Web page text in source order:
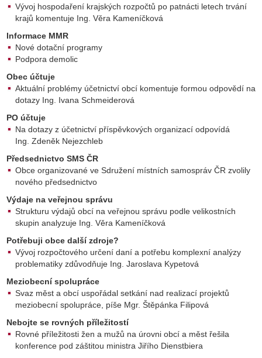
Vývoj hospodaření krajských rozpočtů po patnácti letech trvání
krajů komentuje Ing. Věra Kameníčková
Informace MMR
Nové dotační programy
Podpora demolic
Obec účtuje
Aktuální problémy účetnictví obcí komentuje formou odpovědí na
dotazy Ing. Ivana Schmeiderová
PO účtuje
Na dotazy z účetnictví příspěvkových organizací odpovídá
Ing. Zdeněk Nejezchleb
Předsednictvo SMS ČR
Obce organizované ve Sdružení místních samospráv ČR zvolily
nového předsednictvo
Výdaje na veřejnou správu
Strukturu výdajů obcí na veřejnou správu podle velikostních
skupin analyzuje Ing. Věra Kameníčková
Potřebuji obce další zdroje?
Vývoj rozpočtového určení daní a potřebu komplexní analýzy
problematiky zdůvodňuje Ing. Jaroslava Kypetová
Meziobecní spolupráce
Svaz měst a obcí uspořádal setkání nad realizací projektů
meziobecní spolupráce, píše Mgr. Štěpánka Filipová
Nebojte se rovných příležitostí
Rovné příležitosti žen a mužů na úrovni obcí a měst řešila
konference pod záštitou ministra Jiřího Dienstbiera